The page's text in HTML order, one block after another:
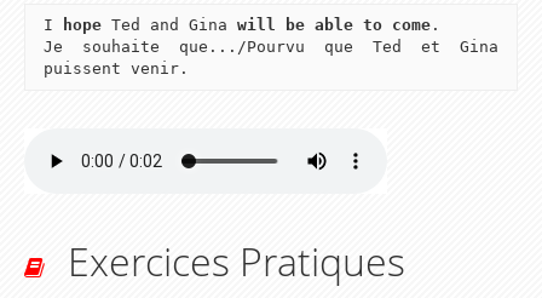
Ressources d'Anglais pour les Classes de niveau
3ème
Ressources d'Anglais pour les Classes de niveau
Terminale
I hope Ted and Gina will be able to come .
Je souhaite que.../Pourvu que Ted et Gina
puissent venir.
Exercices Pratiques